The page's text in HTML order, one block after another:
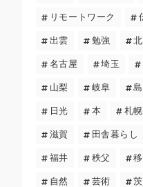
リモートワーク
出雲 勉強
名古屋 埼玉
山梨 岐阜
日光 本 札幌
滋賀 田舎暮らし
福井 秩父
自然 芸術